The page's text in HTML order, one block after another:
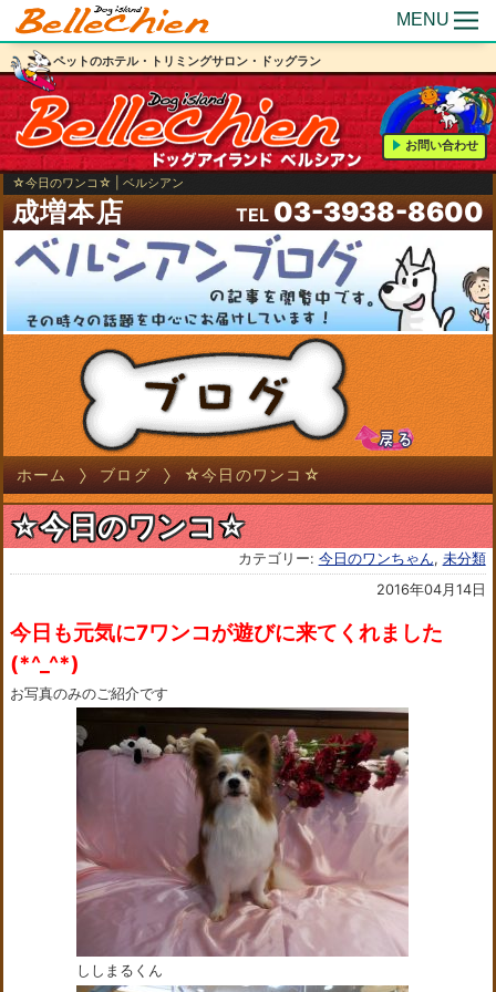
MENU
ペットのホテル・トリミングサロン・ドッグラン
お問い合わせ
☆今日のワンコ☆ | ベルシアン
成増本店 TEL 03-3938-8600
ホーム ブログ ☆今日のワンコ☆
☆今日のワンコ☆
カテゴリー: 今日のワンちゃん, 未分類
2016年04月14日
今日も元気に7ワンコが遊びに来てくれました
(*^_^*)
お写真のみのご紹介です
ししまるくん